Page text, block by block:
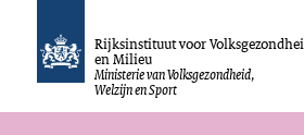
Rijksinstituut voor
en Milieu
Ministerie van Volksgezondheid,
Welzijn en Sport